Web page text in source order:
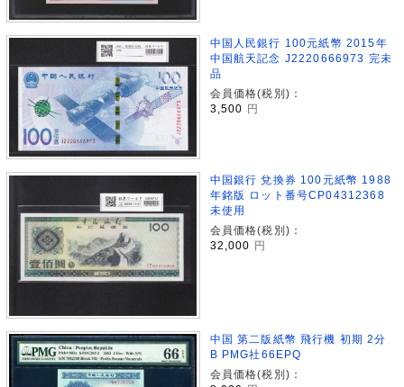
中国人民銀行 100元紙幣 2015年
中国航天記念 J2220666973 完未
品
会員価格(税別)：
3,500 円
中国銀行 兌換券 100元紙幣 1988
年銘版 ロット番号CP04312368
未使用
会員価格(税別)：
32,000
円
中国 第二版紙幣 飛行機 初期 2分
B PMG社66EPQ
会員価格(税別)：